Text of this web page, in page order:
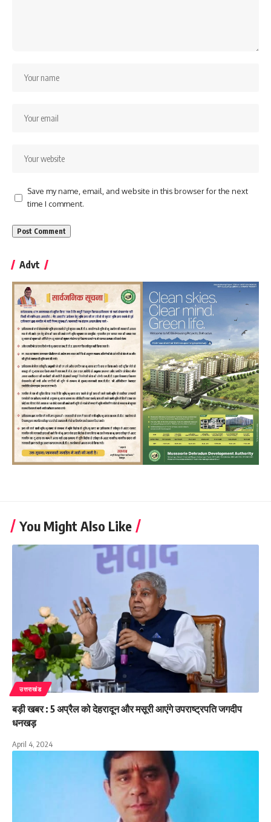
Save my name, email, and website in this browser for the next
time I comment.
Advt
You Might Also Like
उत्तराखंड
बड़ी खबर : 5 अप्रैल को देहरादून और मसूरी आएंगे उपराष्ट्रपति जगदीप
धनखड़
April 4, 2024